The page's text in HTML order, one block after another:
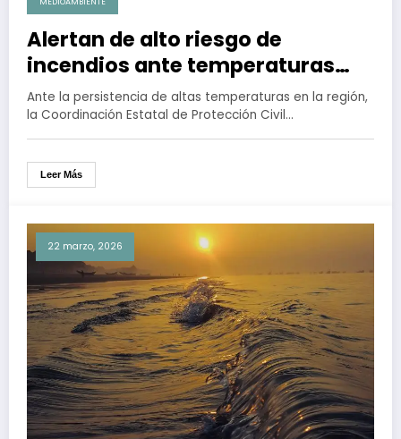
Alertan de alto riesgo de
incendios ante temperaturas
elevadas en Baja California
Ante la persistencia de altas temperaturas en la región,
la Coordinación Estatal de Protección Civil…
Leer Más
22 marzo, 2026